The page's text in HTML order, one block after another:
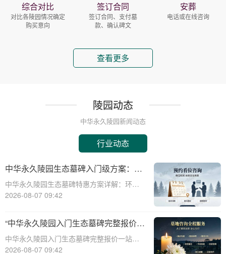
综合对比
对比各陵园情况确定
购买意向
签订合同
签订合同、支付墓
款、确认碑文
安葬
电话或在线咨询
查看更多
陵园动态
中华永久陵园新闻动态
行业动态
中华永久陵园生态墓碑入门级方案：完
整报价与一站式服务打包特惠解析
中华永久陵园生态墓碑特惠方案详解：环
保、经济、个性化选择☎ 中华永久陵园电
提升，选择一个环保且经济的陵园及墓碑成
为许多家庭的考虑。中华永久陵园，作
2026-08-07 09:42
“中华永久陵园入门生态墓碑完整报价
一站式服务打包特惠详解”
中华永久陵园入门生态墓碑完整报价一站式
服务打包特惠详解☎ 中华永久陵园电话:400-
2026-08-07 09:42